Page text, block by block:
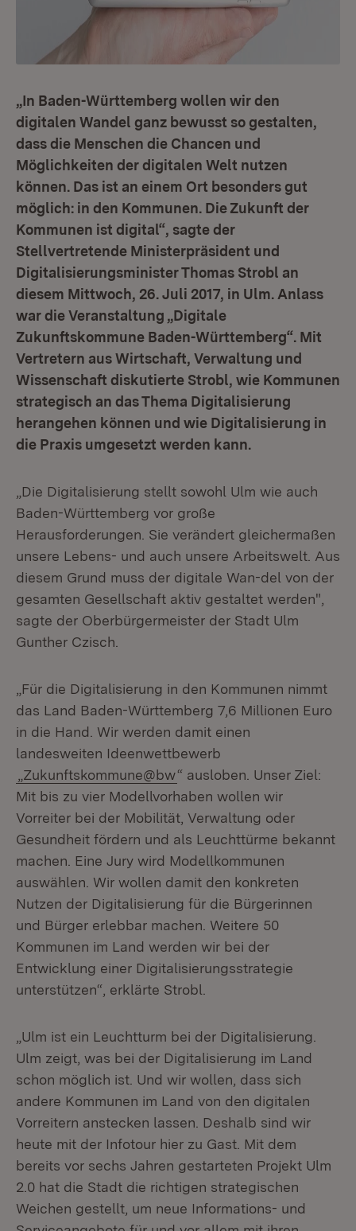
„In Baden-Württemberg wollen wir den
digitalen Wandel ganz bewusst so gestalten,
dass die Menschen die Chancen und
Möglichkeiten der digitalen Welt nutzen
können. Das ist an einem Ort besonders gut
möglich: in den Kommunen. Die Zukunft der
Kommunen ist digital“, sagte der
Stellvertretende Ministerpräsident und
Digitalisierungsminister Thomas Strobl an
diesem Mittwoch, 26. Juli 2017, in Ulm. Anlass
war die Veranstaltung „Digitale
Zukunftskommune Baden-Württemberg“. Mit
Vertretern aus Wirtschaft, Verwaltung und
Wissenschaft diskutierte Strobl, wie Kommunen
strategisch an das Thema Digitalisierung
herangehen können und wie Digitalisierung in
die Praxis umgesetzt werden kann.
„Die Digitalisierung stellt sowohl Ulm wie auch
Baden-Württemberg vor große
Herausforderungen. Sie verändert gleichermaßen
unsere Lebens- und auch unsere Arbeitswelt. Aus
diesem Grund muss der digitale Wan-del von der
gesamten Gesellschaft aktiv gestaltet werden",
sagte der Oberbürgermeister der Stadt Ulm
Gunther Czisch.
„Für die Digitalisierung in den Kommunen nimmt
das Land Baden-Württemberg 7,6 Millionen Euro
in die Hand. Wir werden damit einen
landesweiten Ideenwettbewerb
„Zukunftskommune@bw“ ausloben. Unser Ziel:
Mit bis zu vier Modellvorhaben wollen wir
Vorreiter bei der Mobilität, Verwaltung oder
Gesundheit fördern und als Leuchttürme bekannt
machen. Eine Jury wird Modellkommunen
auswählen. Wir wollen damit den konkreten
Nutzen der Digitalisierung für die Bürgerinnen
und Bürger erlebbar machen. Weitere 50
Kommunen im Land werden wir bei der
Entwicklung einer Digitalisierungsstrategie
unterstützen“, erklärte Strobl.
„Ulm ist ein Leuchtturm bei der Digitalisierung.
Ulm zeigt, was bei der Digitalisierung im Land
schon möglich ist. Und wir wollen, dass sich
andere Kommunen im Land von den digitalen
Vorreitern anstecken lassen. Deshalb sind wir
heute mit der Infotour hier zu Gast. Mit dem
bereits vor sechs Jahren gestarteten Projekt Ulm
2.0 hat die Stadt die richtigen strategischen
Weichen gestellt, um neue Informations- und